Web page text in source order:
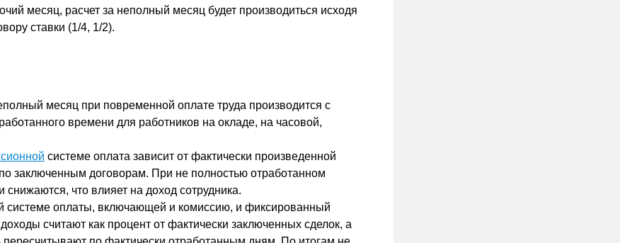
месяц, расчет за неполный месяц будет производиться исходя
ставки (1/4, 1/2).
месяц при повременной оплате труда производится с
времени для работников на окладе, на часовой,
системе оплата зависит от фактически произведенной
заключенным договорам. При не полностью отработанном
снижаются, что влияет на доход сотрудника.
системе оплаты, включающей и комиссию, и фиксированный
считают как процент от фактически заключенных сделок, а